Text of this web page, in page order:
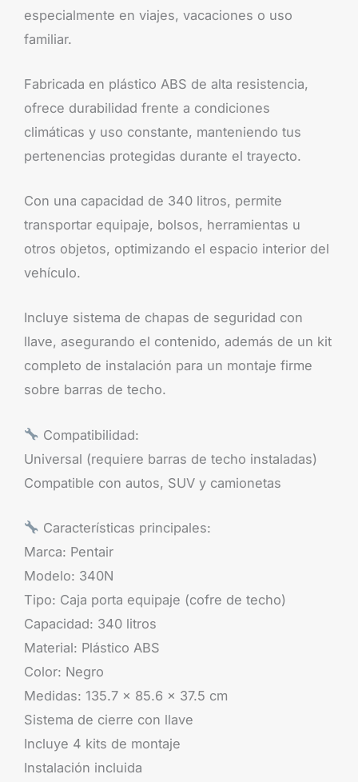
especialmente en viajes, vacaciones o uso
familiar.
Fabricada en plástico ABS de alta resistencia,
ofrece durabilidad frente a condiciones
climáticas y uso constante, manteniendo tus
pertenencias protegidas durante el trayecto.
Con una capacidad de 340 litros, permite
transportar equipaje, bolsos, herramientas u
otros objetos, optimizando el espacio interior del
vehículo.
Incluye sistema de chapas de seguridad con
llave, asegurando el contenido, además de un kit
completo de instalación para un montaje firme
sobre barras de techo.
Compatibilidad:
Universal (requiere barras de techo instaladas)
Compatible con autos, SUV y camionetas
Características principales:
Marca: Pentair
Modelo: 340N
Tipo: Caja porta equipaje (cofre de techo)
Capacidad: 340 litros
Material: Plástico ABS
Color: Negro
Medidas: 135.7 x 85.6 x 37.5 cm
Sistema de cierre con llave
Incluye 4 kits de montaje
Instalación incluida